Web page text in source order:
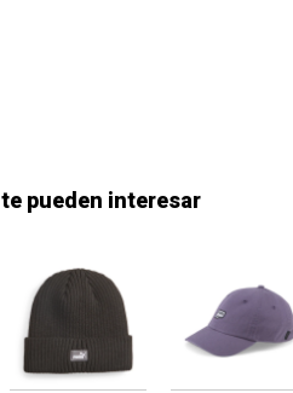
pueden interesar